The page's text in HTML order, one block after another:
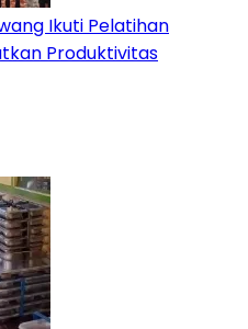
Ikuti Pelatihan
Produktivitas